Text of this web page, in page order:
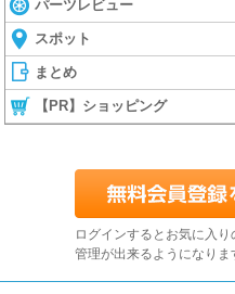
パーツレビュー
スポット
まとめ
【PR】ショッピング
ログインするとお気に入
管理が出来るようになりま